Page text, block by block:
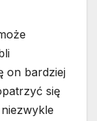
on bardziej
się